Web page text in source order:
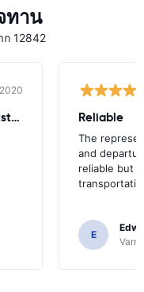
ทาน
ก 12842
until today - did not get final ststemant of the rent !! Reliable
The
and
reliable but
E